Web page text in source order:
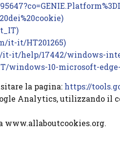
it-it/HT201265)
it/help/17442/windows-
windows-10-microsoft-
la pagina: https://
Analytics, utilizzando il
www.allaboutcookies.org.